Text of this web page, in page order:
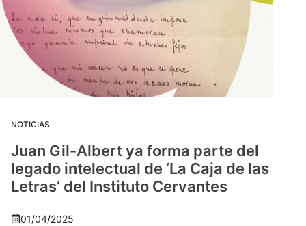
NOTICIAS
Juan Gil-Albert ya forma parte del
legado intelectual de ‘La Caja de las
Letras’ del Instituto Cervantes
01/04/2025